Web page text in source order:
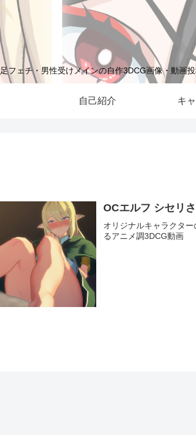
足フェチ・男性受けメインの自作3DCG画像・動
自己紹介 キ
OCエルフ シセリ
オリジナルキャラクタ
るアニメ調3DCG動画